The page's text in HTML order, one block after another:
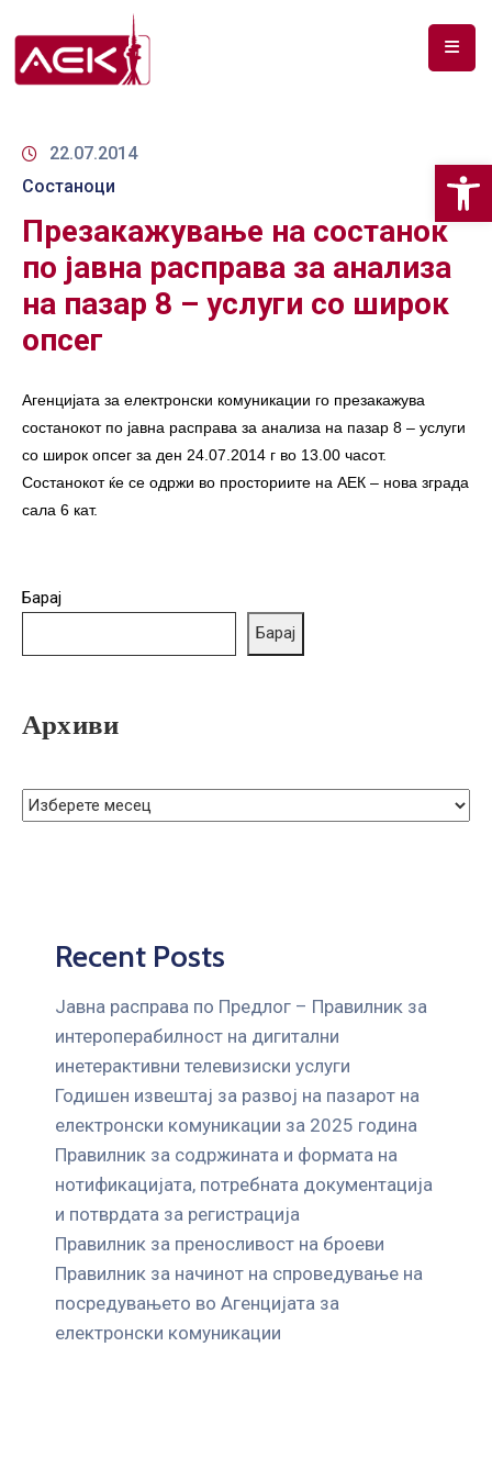
ЗА
ДОКУМЕНТИ
СПЕКТАР
ТЕЛЕКОМУНИКАЦИИ
АНАЛИЗА
НА
ПАЗАР
ЈАВНИ
22.07.2014
Состаноци
Презакажување на состанок
по јавна расправа за анализа
на пазар 8 – услуги со широк
опсег
Агенцијата за електронски комуникации го презакажува
состанокот по јавна расправа за анализа на пазар 8 – услуги
со широк опсег за ден 24.07.2014 г во 13.00 часот.
Состанокот ќе се одржи во просториите на АЕК – нова зграда
сала 6 кат.
Барај
Барај
Архиви
Recent Posts
Јавна расправа по Предлог – Правилник за
интероперабилност на дигитални
инетерактивни телевизиски услуги
Годишен извештај за развој на пазарот на
електронски комуникации за 2025 година
Правилник за содржината и формата на
нотификацијата, потребната документација
и потврдата за регистрација
Правилник за преносливост на броеви
Правилник за начинот на спроведување на
посредувањето во Агенцијата за
електронски комуникации